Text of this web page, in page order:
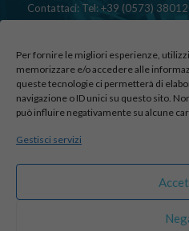
Per fornire le migliori esperienze,
memorizzare e/o accedere alle
queste tecnologie ci permetterà di
navigazione o ID unici su questo sito.
può influire negativamente su alcune
Gestisci servizi
Contattaci: Tel: +39 (0573)
Fax: 39 (0573) 985420
Via di Canapale, 10
51100 PISTOIA
Find us here:
sito realizzato da